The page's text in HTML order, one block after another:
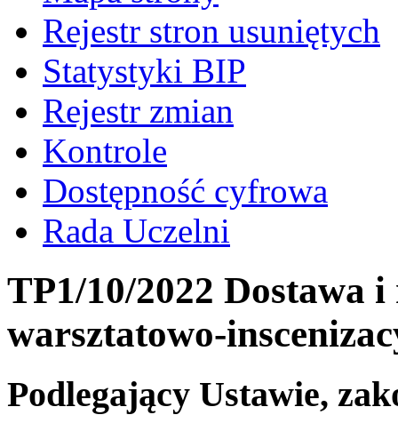
Rejestr stron usuniętych
Statystyki BIP
Rejestr zmian
Kontrole
Dostępność cyfrowa
Rada Uczelni
TP1/10/2022 Dostawa
warsztatowo-
Podlegający Ustawie,